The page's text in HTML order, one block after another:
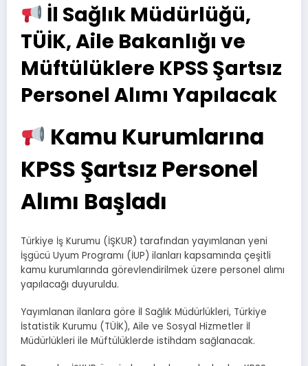
İl Sağlık Müdürlüğü,
TÜİK, Aile Bakanlığı ve
Müftülüklere KPSS Şartsız
Personel Alımı Yapılacak
Kamu Kurumlarına
KPSS Şartsız Personel
Alımı Başladı
Türkiye İş Kurumu (İŞKUR) tarafından yayımlanan yeni
İşgücü Uyum Programı (İUP) ilanları kapsamında çeşitli
kamu kurumlarında görevlendirilmek üzere personel alımı
yapılacağı duyuruldu.
Yayımlanan ilanlara göre İl Sağlık Müdürlükleri, Türkiye
İstatistik Kurumu (TÜİK), Aile ve Sosyal Hizmetler İl
Müdürlükleri ile Müftülüklerde istihdam sağlanacak.